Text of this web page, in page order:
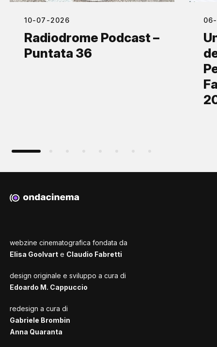
10-07-2026
Radiodrome Podcast –
Puntata 36
webzine cinematografica fondata da
Elisa Goolvart e Claudio Fabretti
design originale e sviluppo a cura di
Edoardo M. Cappuccio
redesign a cura di
Gabriele Brombin
Anna Quaranta